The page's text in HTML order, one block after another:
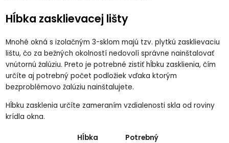
Hĺbka zasklievacej lišty
Mnohé okná s izolačným 3-sklom majú tzv. plytkú zasklievaciu
lištu, čo za bežných okolností nedovolí správne nainštalovať
vnútornú žalúziu. Preto je potrebné zistiť hĺbku zasklienia, čím
určíte aj potrebný počet podložiek vďaka ktorým
bezproblémovo žalúziu nainštalujete.
Hĺbku zasklenia určíte zameraním vzdialenosti skla od roviny
krídla okna.
Hĺbka
Potrebný